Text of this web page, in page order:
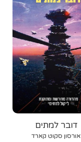
דובר למתים
אורסון סקוט קארד